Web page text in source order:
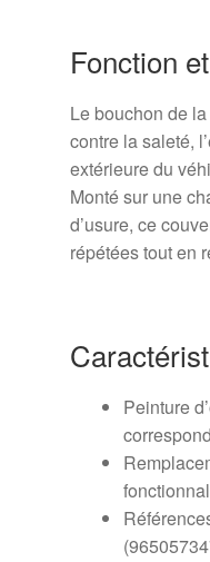
Fonction
Le bouchon de
contre la saleté,
extérieure du
Monté sur une
d’usure, ce
répétées tout en
Peinture